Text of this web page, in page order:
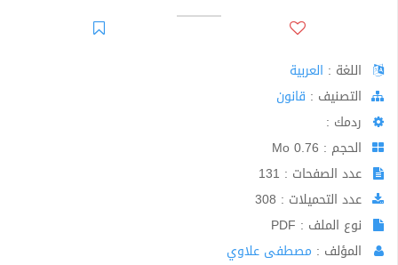
اللغة : العربية
اﻟﺘﺼﻨﻴﻒ : قانون
ردمك :
الحجم : 0.76 Mo
عدد الصفحات : 131
عدد التحميلات : 308
نوع الملف : PDF
المؤلف : مصطفى علاوي